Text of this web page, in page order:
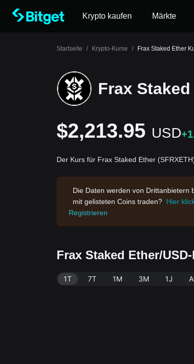
Krypto kaufen Märkte
Startseite / Krypto-Kurse / Frax Staked Ether
Frax
$2,213.95 USD
Der Kurs für Frax Staked Ether
Die Daten werden von Drittanbietern
mit gelisteten Coins traden? Hier
Registrieren
Frax Staked Ether/
1T 7T 1M 3M 1J